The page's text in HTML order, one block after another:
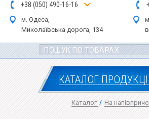
+38 (050) 490-16-16
м. Одеса,
Миколаївська дорога, 134
КАТАЛОГ
Каталог / На